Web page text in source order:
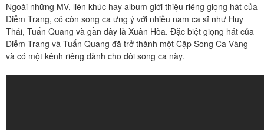
Ngoài những MV, liên khúc hay album giới thiệu riêng giọng hát của
Diễm Trang, cô còn song ca ưng ý với nhiều nam ca sĩ như Huy
Thái, Tuấn Quang và gần đây là Xuân Hòa. Đặc biệt giọng hát của
Diễm Trang và Tuấn Quang đã trở thành một Cặp Song Ca Vàng
và có một kênh riêng dành cho đôi song ca này.